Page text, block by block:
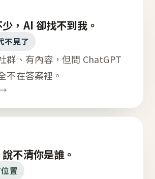
，AI 卻找不到我。
不見了
群、有內容，但問 ChatGPT
不在答案裡。
→
不清你是誰。
置